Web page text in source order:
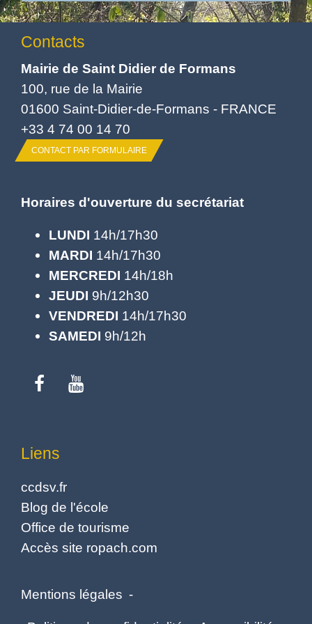
Contacts
Mairie de Saint Didier de Formans
100, rue de la Mairie
01600 Saint-Didier-de-Formans - FRANCE
+33 4 74 00 14 70
CONTACT PAR FORMULAIRE
Horaires d'ouverture du secrétariat
LUNDI 14h/17h30
MARDI 14h/17h30
MERCREDI 14h/18h
JEUDI 9h/12h30
VENDREDI 14h/17h30
SAMEDI 9h/12h
Liens
ccdsv.fr
Blog de l'école
Office de tourisme
Accès site ropach.com
Mentions légales -